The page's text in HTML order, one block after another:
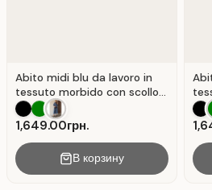
Abito midi blu da lavoro in
tessuto morbido con scollo
a V. Blu .
1,649.00грн.
В корзину